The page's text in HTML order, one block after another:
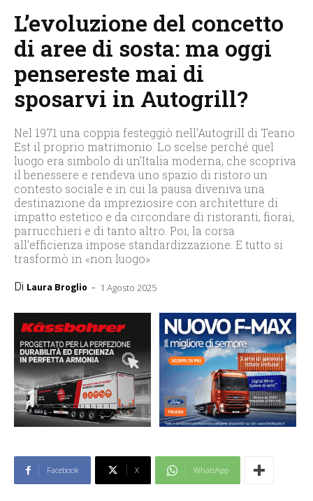
L’evoluzione del concetto
di aree di sosta: ma oggi
pensereste mai di
sposarvi in Autogrill?
Nel 1971 una coppia festeggiò nell’Autogrill di Teano
Est il proprio matrimonio. Lo scelse perché quel
luogo era simbolo di un’Italia moderna, che scopriva
il benessere e rendeva uno spazio di ristoro un
contesto sociale e in cui la pausa diveniva una
destinazione da impreziosire con architetture di
impatto estetico e da circondare di ristoranti, fiorai,
parrucchieri e di tanto altro. Poi, la corsa
all’efficienza impose standardizzazione. E tutto si
trasformò in «non luogo»
Di Laura Broglio - 1 Agosto 2025
Facebook X WhatsApp